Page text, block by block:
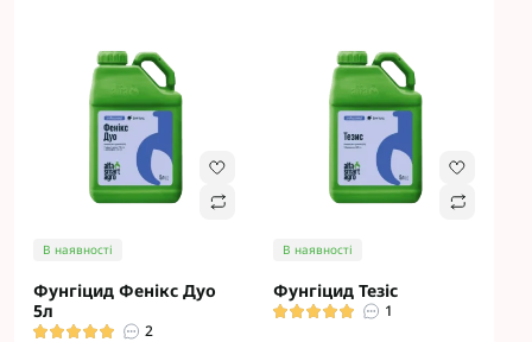
В наявності
Фунгіцид Фенікс Дуо
5л
2
В наявності
Фунгіцид Тезіс
1